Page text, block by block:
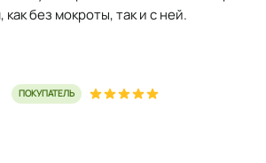
без мокроты, так и с ней.
ПОКУПАТЕЛЬ